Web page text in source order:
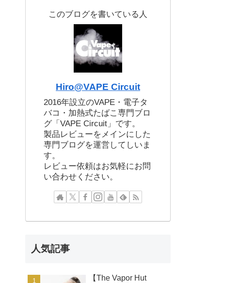
このブログを書いている人
Hiro@VAPE Circuit
2016年設立のVAPE・電子タ
バコ・加熱式たばこ専門ブロ
グ「VAPE Circuit」です。
製品レビューをメインにした
専門ブログを運営してしいま
す。
レビュー依頼はお気軽にお問
い合わせください。
人気記事
【The Vapor Hut